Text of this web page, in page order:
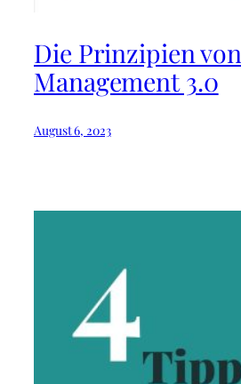
Die Prinzipien von
Management 3.0
August 6, 2023